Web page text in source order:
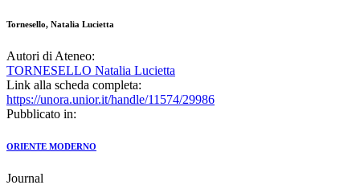
Tornesello, Natalia Lucietta
Autori di Ateneo:
TORNESELLO Natalia Lucietta
Link alla scheda completa:
https://unora.unior.it/handle/11574/29986
Pubblicato in:
ORIENTE MODERNO
Journal